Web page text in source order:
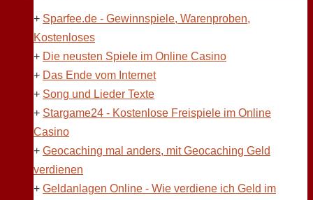
+ Sparfee.de - Gewinnspiele, Warenproben,
Kostenloses
+ Die neusten Spiele im Online Casino
+ Das Ende vom Internet
+ Song und Lieder Texte
+ Stargame24 - Kostenlose Freispiele im Online
Casino
+ Geocaching mal anders, mit Geocaching Geld
verdienen
+ Geldanlagen Online - Wie verdiene ich Geld im